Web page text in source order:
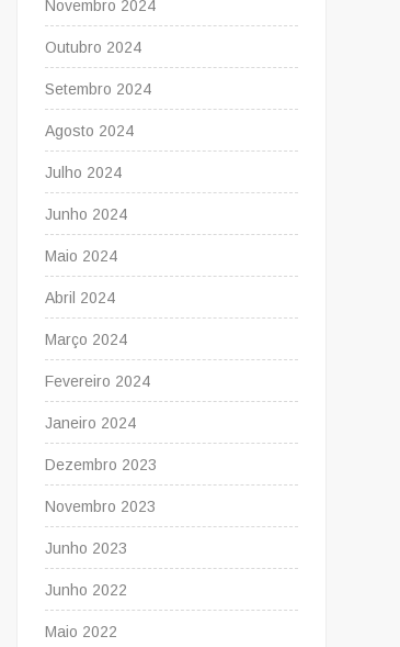
Novembro 2024
Outubro 2024
Setembro 2024
Agosto 2024
Julho 2024
Junho 2024
Maio 2024
Abril 2024
Março 2024
Fevereiro 2024
Janeiro 2024
Dezembro 2023
Novembro 2023
Junho 2023
Junho 2022
Maio 2022